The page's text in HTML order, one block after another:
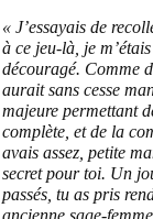
« J’essayais de
à ce jeu-là, je
découragé. Comme
aurait sans cesse
majeure permettant
complète, et de la
avais assez, petite
secret pour toi. Un
passés, tu as pris